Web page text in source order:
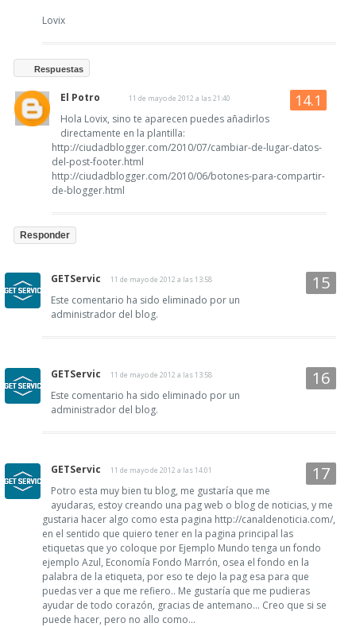
Lovix
Respuestas
El Potro 11 de mayo de 2012 a las 21:40
Hola Lovix, sino te aparecen puedes añadirlos
directamente en la plantilla:
http://ciudadblogger.com/2010/07/cambiar-de-lugar-datos-
del-post-footer.html
http://ciudadblogger.com/2010/06/botones-para-compartir-
de-blogger.html
Responder
GETServic 11 de mayo de 2012 a las 13:58
Este comentario ha sido eliminado por un
administrador del blog.
GETServic 11 de mayo de 2012 a las 13:58
Este comentario ha sido eliminado por un
administrador del blog.
GETServic 11 de mayo de 2012 a las 14:01
Potro esta muy bien tu blog, me gustaría que me
ayudaras, estoy creando una pag web o blog de noticias, y me
gustaria hacer algo como esta pagina http://canaldenoticia.com/,
en el sentido que quiero tener en la pagina principal las
etiquetas que yo coloque por Ejemplo Mundo tenga un fondo
ejemplo Azul, Economía Fondo Marrón, osea el fondo en la
palabra de la etiqueta, por eso te dejo la pag esa para que
puedas ver a que me refiero.. Me gustaría que me pudieras
ayudar de todo corazón, gracias de antemano... Creo que si se
puede hacer, pero no allo como...